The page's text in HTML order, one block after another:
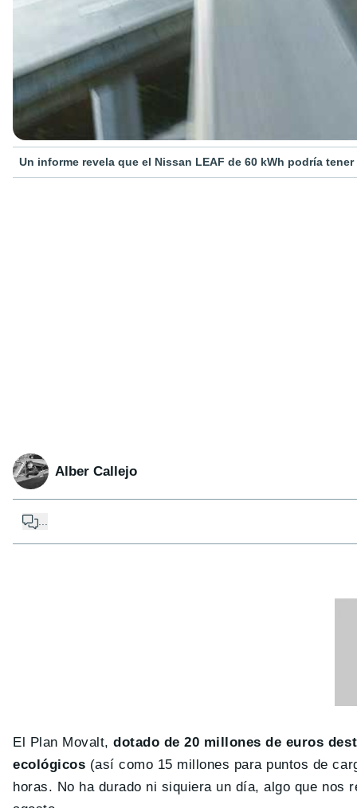
Un informe revela que el Nissan LEAF de 60 kWh podría
Alber Callejo
El Plan Movalt,dotado de 20 millones de euros
ecológicos (así como 15 millones para puntos de
horas. No ha durado ni siquiera un día, algo que nos